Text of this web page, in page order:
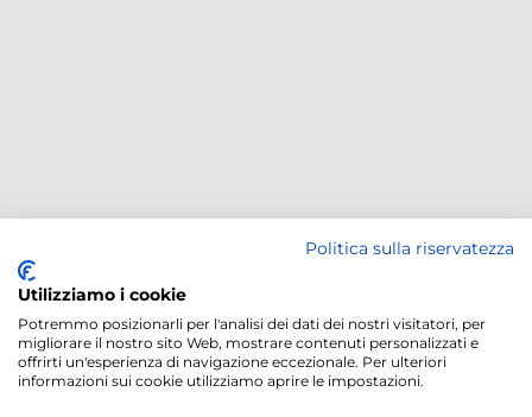
Politica sulla riservatezza
Utilizziamo i cookie
Potremmo posizionarli per l'analisi dei dati dei nostri visitatori, per
migliorare il nostro sito Web, mostrare contenuti personalizzati e
offrirti un'esperienza di navigazione eccezionale. Per ulteriori
informazioni sui cookie utilizziamo aprire le impostazioni.